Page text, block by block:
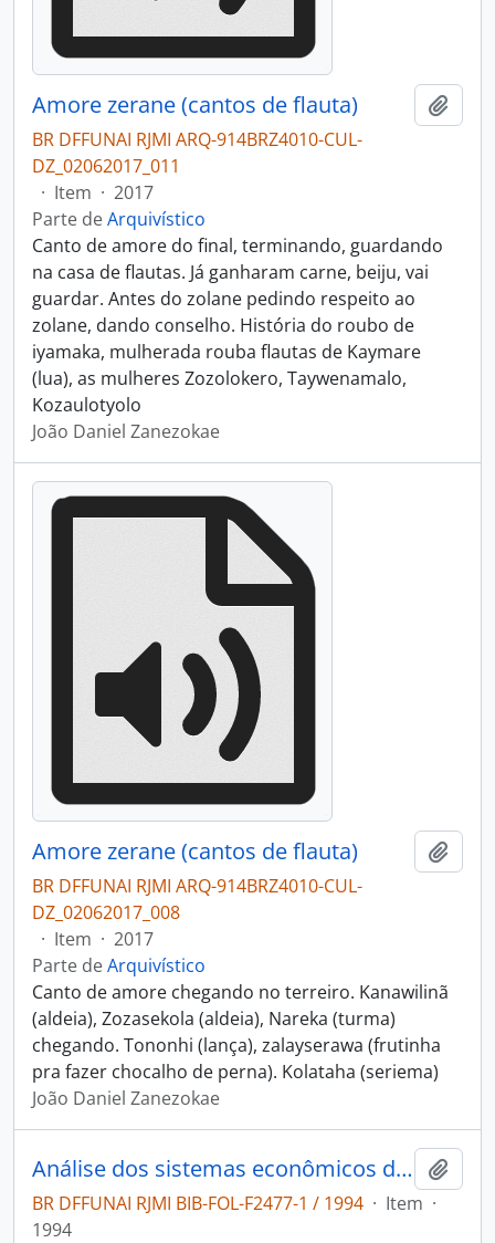
Amore zerane (cantos de flauta)
BR DFFUNAI RJMI ARQ-914BRZ4010-CUL-
DZ_02062017_011
· Item · 2017
Parte deArquivístico
Canto de amore do final, terminando, guardando
na casa de flautas. Já ganharam carne, beiju, vai
guardar. Antes do zolane pedindo respeito ao
zolane, dando conselho. História do roubo de
iyamaka, mulherada rouba flautas de Kaymare
(lua), as mulheres Zozolokero, Taywenamalo,
Kozaulotyolo
João Daniel Zanezokae
Amore zerane (cantos de flauta)
BR DFFUNAI RJMI ARQ-914BRZ4010-CUL-
DZ_02062017_008
· Item · 2017
Parte deArquivístico
Canto de amore chegando no terreiro. Kanawilinã
(aldeia), Zozasekola (aldeia), Nareka (turma)
chegando. Tononhi (lança), zalayserawa (frutinha
pra fazer chocalho de perna). Kolataha (seriema)
João Daniel Zanezokae
Análise dos sistemas econômicos da sociedade Paresi
BR DFFUNAI RJMI BIB-FOL-F2477-1 / 1994 · Item ·
1994